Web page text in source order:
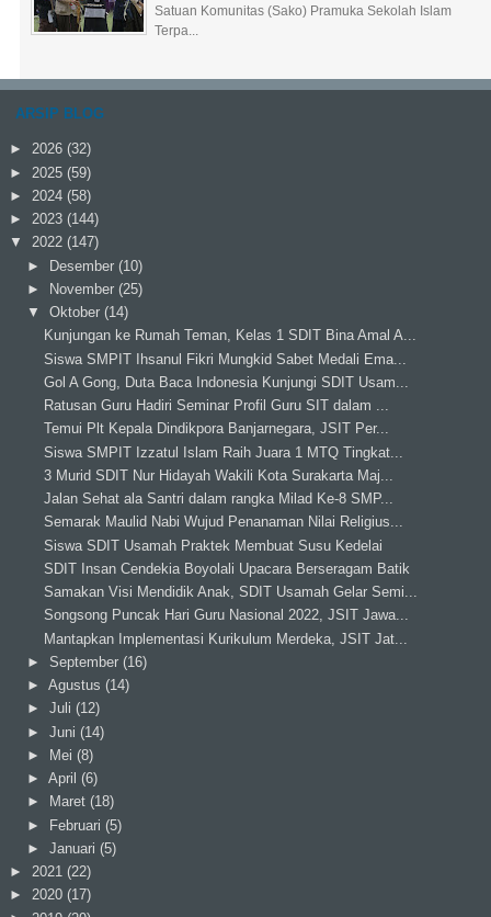
Satuan Komunitas (Sako) Pramuka Sekolah Islam
Terpa...
ARSIP BLOG
► 2026 (32)
► 2025 (59)
► 2024 (58)
► 2023 (144)
▼ 2022 (147)
► Desember (10)
►
November (25)
▼ Oktober (14)
Kunjungan ke Rumah Teman, Kelas 1 SDIT Bina Amal A...
Siswa SMPIT Ihsanul Fikri Mungkid Sabet Medali Ema...
Gol A Gong, Duta Baca Indonesia Kunjungi SDIT Usam...
Ratusan Guru Hadiri Seminar Profil Guru SIT dalam ...
Temui Plt Kepala Dindikpora Banjarnegara, JSIT Per...
Siswa SMPIT Izzatul Islam Raih Juara 1 MTQ Tingkat...
3 Murid SDIT Nur Hidayah Wakili Kota Surakarta Maj...
Jalan Sehat ala Santri dalam rangka Milad Ke-8 SMP...
Semarak Maulid Nabi Wujud Penanaman Nilai Religius...
Siswa SDIT Usamah Praktek Membuat Susu Kedelai
SDIT Insan Cendekia Boyolali Upacara Berseragam Batik
Samakan Visi Mendidik Anak, SDIT Usamah Gelar Semi...
Songsong Puncak Hari Guru Nasional 2022, JSIT Jawa...
Mantapkan Implementasi Kurikulum Merdeka, JSIT Jat...
► September (16)
► Agustus (14)
► Juli (12)
► Juni (14)
►
Mei (8)
► April (6)
►
Maret (18)
► Februari (5)
► Januari (5)
► 2021 (22)
► 2020 (17)